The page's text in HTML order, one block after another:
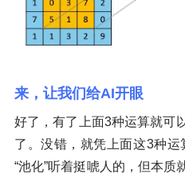
来，让我们给AI开眼
好了，有了上面3种运算就可
了。没错，就凭上面这3种运
“池化”听着挺唬人的，但本